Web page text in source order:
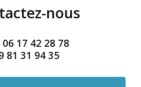
nous
06 17 42 28 78
81 31 94 35